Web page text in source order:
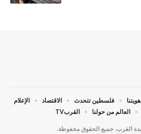
هويتنا فلسطين تتحدث الاقتصاد
الإعلام
العالم من حولنا القربTV